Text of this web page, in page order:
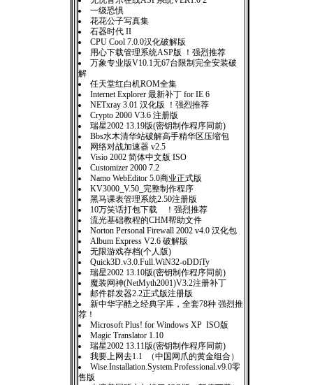
一级恐惧
花花公子写真集
石器时代 II
CPU Cool 7.0.0汉化破解版
用心下载管理系统ASP版 ！强烈推荐
万象专业版V10.1无67台限制完全安装破
解
任天堂红白机ROM全集
Internet Explorer 最新补丁 for IE 6
NETxray 3.01 汉化版 ！强烈推荐
Crypto 2000 V3.6 注册版
瑞星2002 13.19版(密钥制作程序同前)
Bbs水木清华站破解高手精华区压缩包
网络对战加速器 v2.5
Visio 2002 简体中文版 ISO
Customizer 2000 7.2
Namo WebEditor 5.0商业正式版
KV3000_V.50_完整制作程序
黑马课表管理系统2.50注册版
10万笑话打包下载 ！强烈推荐
流光基础教程的CHM帮助文件
Norton Personal Firewall 2002 v4.0 汉化包
Album Express V2.6 破解版
无限游戏存档(个人版)
Quick3D.v3.0.Full.WiN32-oDDiTy
瑞星2002 13.10版(密钥制作程序同前)
魔装网神(NetMyth2001)V3.2注册补丁
邮件群发器2.2正式版注册版
新中华字酷之经典字库，全套78种 强烈推
荐！
Microsoft Plus! for Windows XP ISO版
Magic Translator 1.10
瑞星2002 13.11版(密钥制作程序同前)
我要上网去1.1 （中国网爪的黄金组合）
Wise.Installation.System.Professional.v9.0零
售版